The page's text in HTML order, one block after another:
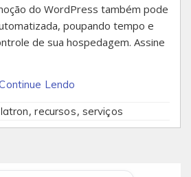
do WordPress também pode
poupando tempo e
de sua hospedagem. Assine
Lendo
,recursos, serviços